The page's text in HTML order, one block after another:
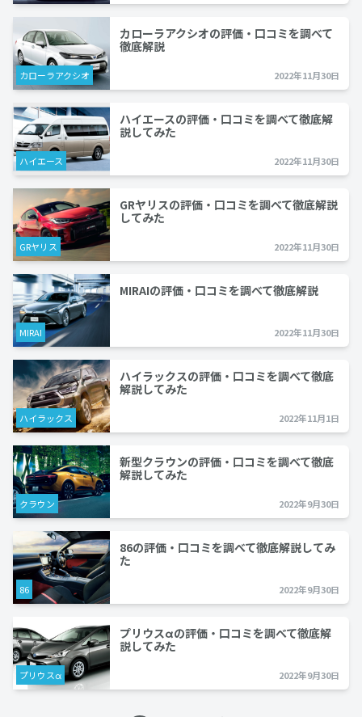
カローラアクシオ
カローラアクシオの評価・口コミを調べて
徹底解説
2022年11月30日
ハイエース
ハイエースの評価・口コミを調べて徹底解
説してみた
2022年11月30日
GRヤリス
GRヤリスの評価・口コミを調べて徹底解説
してみた
2022年11月30日
MIRAI
MIRAIの評価・口コミを調べて徹底解説
2022年11月30日
ハイラックス
ハイラックスの評価・口コミを調べて徹底
解説してみた
2022年11月1日
クラウン
新型クラウンの評価・口コミを調べて徹底
解説してみた
2022年9月30日
86
86の評価・口コミを調べて徹底解説してみ
た
2022年9月30日
プリウスα
プリウスαの評価・口コミを調べて徹底解
説してみた
2022年9月30日